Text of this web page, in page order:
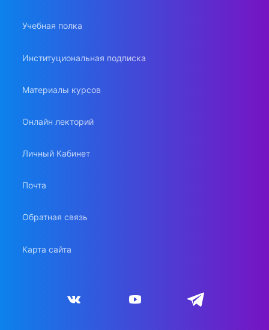
Учебная полка
Институциональная подписка
Материалы курсов
Онлайн лекторий
Личный Кабинет
Почта
Обратная связь
Карта сайта